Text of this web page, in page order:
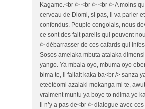
Kagame.<br /> <br /> <br /> A moins
cerveau de Diomi, si pas, il va parler
confondus. Peuple congolais, nous
ce sont des fait pareils qui peuvent
/> débarrasser de ces cafards qui
Sosos amelaka mbuta atalaka
yango. Ya mbala oyo, mbuma oyo
bima te, il fallait kaka ba<br /> sanza
eteétéomi azalaki mokanga mi te,
vraiment muntu ya boye to ndima ye
Il n’y a pas de<br /> dialogue avec